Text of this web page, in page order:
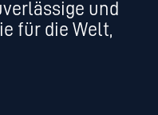
und
für die Welt,